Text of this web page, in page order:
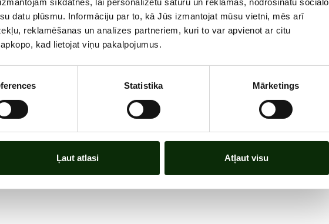
sīkdatnes, lai personalizētu saturu un reklāmas, nodrošinātu sociālo
datu plūsmu. Informāciju par to, kā Jūs izmantojat mūsu vietni, mēs arī
reklamēšanas un analīzes partneriem, kuri to var apvienot ar citu
kad lietojat viņu pakalpojumus.
Statistika Mārketings
Ļaut atlasi Atļaut visu
- tikai karotes, lieliska apkalpošana un garšīgi